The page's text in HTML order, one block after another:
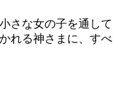
さな女の子を通
れる神さまに、